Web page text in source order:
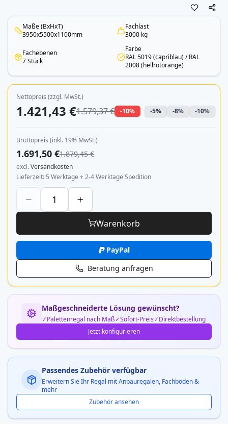
Maße (BxHxT)
3950x5500x1100mm
Fachlast
3000 kg
Fachebenen
7 Stück
Farbe
RAL 5019 (capriblau) / RAL
2008 (hellrotorange)
Nettopreis (zzgl. MwSt.)
1.421,43 €1.579,37 € -10% -5% -8% -10%
Bruttopreis (inkl. 19% MwSt.)
1.691,50 €1.879,45 €
excl.Versandkosten
Lieferzeit 5 Werktage + 2-4 Werktage Spedition
Warenkorb
PayPal
Beratung anfragen
Maßgeschneiderte Lösung gewünscht?
Palettenregal nach Maß Sofort-Preis
Direktbestellung
Jetzt konfigurieren
Passendes Zubehör verfügbar
Erweitern Sie Ihr Regal mit Anbauregalen, Fachböden &
mehr
Zubehör ansehen